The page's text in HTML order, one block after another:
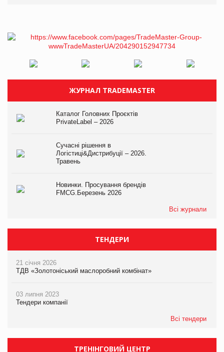
ЖУРНАЛ TRADEMASTER
Каталог Головних Проєктів
PrivateLabel – 2026
Сучасні рішення в
Логістиці&Дистрибуції – 2026.
Травень
Новинки. Просування брендів
FMCG.Березень 2026
Всі журнали
ТЕНДЕРИ
21 січня 2026
ТДВ «Золотоніський маслоробний комбінат»
03 липня 2023
Тендери компанії
Всі тендери
ТРЕНІНГОВИЙ ЦЕНТР